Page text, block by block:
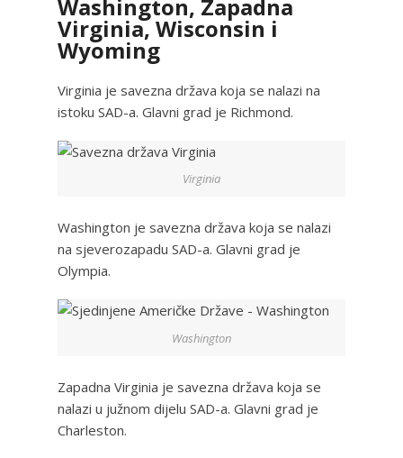
Washington, Zapadna
Virginia, Wisconsin i
Wyoming
Virginia je savezna država koja se nalazi na
istoku SAD-a. Glavni grad je Richmond.
Virginia
Washington je savezna država koja se nalazi
na sjeverozapadu SAD-a. Glavni grad je
Olympia.
Washington
Zapadna Virginia je savezna država koja se
nalazi u južnom dijelu SAD-a. Glavni grad je
Charleston.